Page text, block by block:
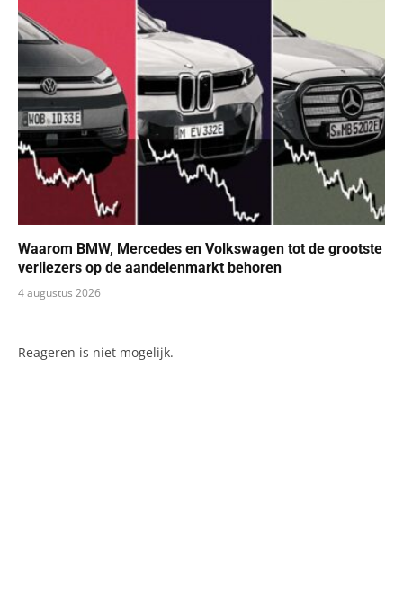
Waarom BMW, Mercedes en Volkswagen tot de grootste
verliezers op de aandelenmarkt behoren
4 augustus 2026
Reageren is niet mogelijk.